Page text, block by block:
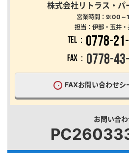
株式会社リトラス・パ
営業時間：9:00～
担当：伊部・玉井・
TEL： 0778-
FAX： 0778-
FAXお問い合わせシ
お問い合